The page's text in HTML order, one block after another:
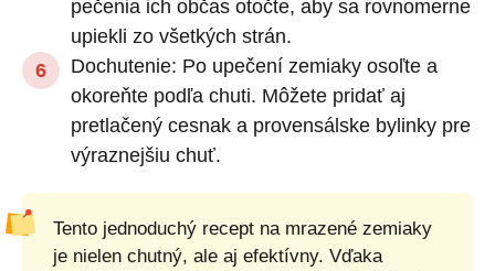
pečenia ich občas otočte, aby sa rovnomerne
upiekli zo všetkých strán.
Dochutenie: Po upečení zemiaky osoľte a
okoreňte podľa chuti. Môžete pridať aj
pretlačený cesnak a provensálske bylinky pre
výraznejšiu chuť.
Tento jednoduchý recept na mrazené zemiaky
je nielen chutný, ale aj efektívny. Vďaka